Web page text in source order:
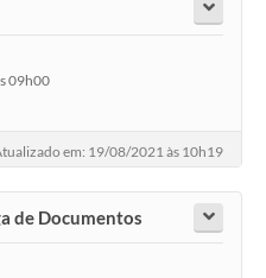
09h00
em: 19/08/2021 às 10h19
de Documentos